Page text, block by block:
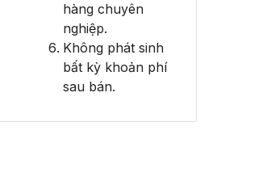
hàng chuyên
nghiệp.
Không phát sinh
bất kỳ khoản phí
sau bán.